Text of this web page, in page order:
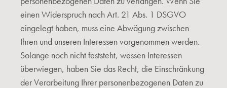
einen Widerspruch nach Art. 21 Abs. 1 DSGVO
eingelegt haben, muss eine Abwägung zwischen
Ihren und unseren Interessen vorgenommen werden.
Solange noch nicht feststeht, wessen Interessen
überwiegen, haben Sie das Recht, die Einschränkung
der Verarbeitung Ihrer personenbezogenen Daten zu